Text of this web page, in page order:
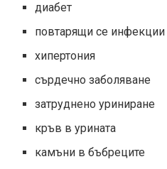
диабет
повтарящи се
хипертония
сърдечно заболяване
затруднено уриниране
кръв в урината
камъни в бъбреците